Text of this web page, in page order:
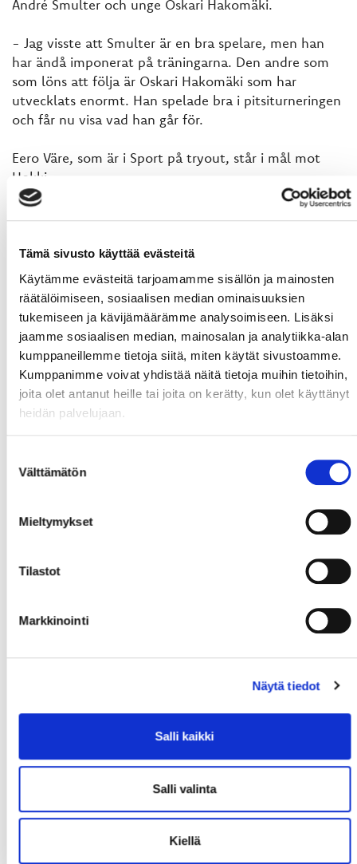
Tämä sivusto käyttää evästeitä
Käytämme evästeitä tarjoamamme sisällön ja mainosten
räätälöimiseen, sosiaalisen median ominaisuuksien
tukemiseen ja kävijämäärämme analysoimiseen. Lisäksi
jaamme sosiaalisen median, mainosalan ja analytiikka-alan
kumppaneillemme tietoja siitä, miten käytät sivustoamme.
Kumppanimme voivat yhdistää näitä tietoja muihin tietoihin,
joita olet antanut heille tai joita on kerätty, kun olet käyttänyt
heidän palvelujaan.
valinta
Välttämätön
Mieltymykset
Tilastot
Markkinointi
Näytä tiedot
Salli kaikki
Salli valinta
Kiellä
André Smulter och unge Oskari Hakomäki.
- Jag visste att Smulter är en bra spelare, men han
har ändå imponerat på träningarna. Den andre som
som löns att följa är Oskari Hakomäki som har
utvecklats enormt. Han spelade bra i pitsiturneringen
och får nu visa vad han går för.
Eero Väre, som är i Sport på tryout, står i mål mot
Hokki.
Nedsläpp idag, kl. 18:30